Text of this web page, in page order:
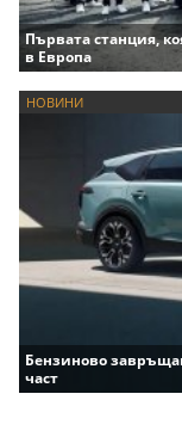
Първата станция,
в Европа
НОВИНИ
Бензиново
част